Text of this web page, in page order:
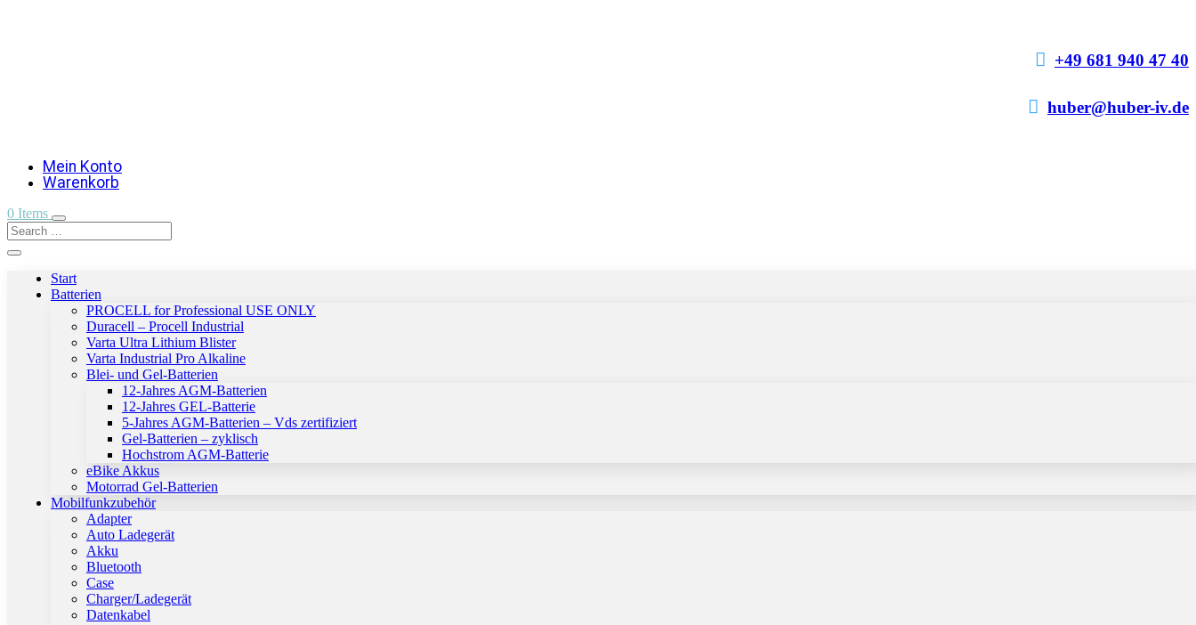
 +49 681 940 47 40
 huber@huber-iv.de
Mein Konto
Warenkorb
0 Items
Start
Batterien
PROCELL for Professional USE ONLY
Duracell – Procell Industrial
Varta Ultra Lithium Blister
Varta Industrial Pro Alkaline
Blei- und Gel-Batterien
12-Jahres AGM-Batterien
12-Jahres GEL-Batterie
5-Jahres AGM-Batterien – Vds zertifiziert
Gel-Batterien – zyklisch
Hochstrom AGM-Batterie
eBike Akkus
Motorrad Gel-Batterien
Mobilfunkzubehör
Adapter
Auto Ladegerät
Akku
Bluetooth
Case
Charger/Ladegerät
Datenkabel